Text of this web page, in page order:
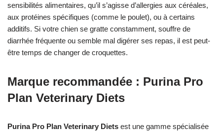
sensibilités alimentaires, qu’il s’agisse d’allergies aux céréales,
aux protéines spécifiques (comme le poulet), ou à certains
additifs. Si votre chien se gratte constamment, souffre de
diarrhée fréquente ou semble mal digérer ses repas, il est peut-
être temps de changer de croquettes.
Marque recommandée : Purina Pro
Plan Veterinary Diets
Purina Pro Plan Veterinary Diets est une gamme spécialisée